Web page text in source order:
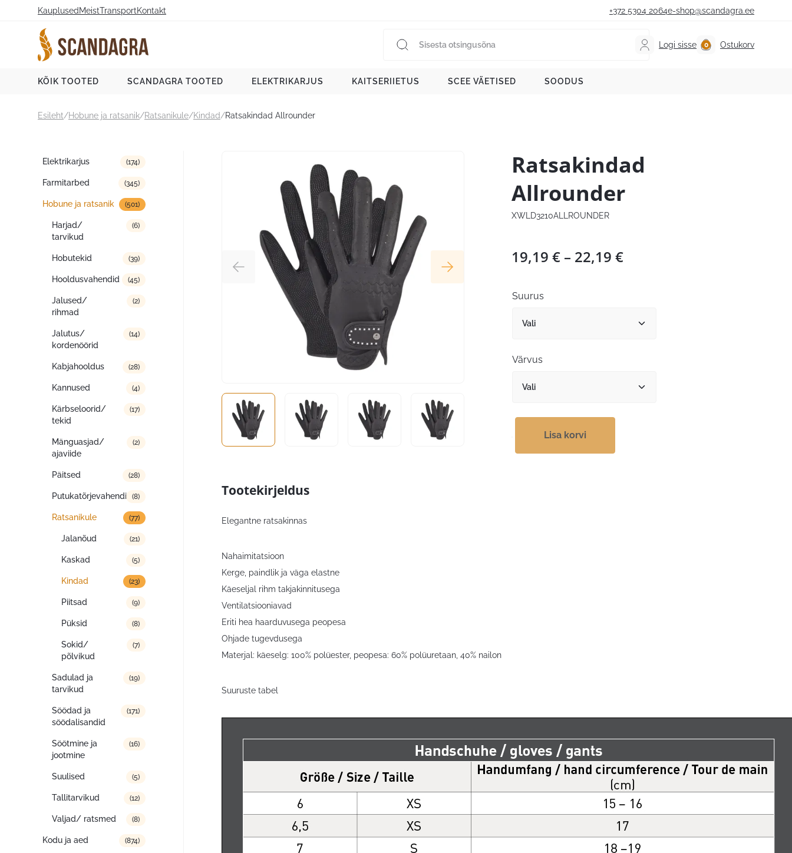
Kauplused MeistTransportKontakt +372 5304 2064e-shop@scandagra.ee
Logi sisse Ostukorv
KÕIK TOOTED SCANDAGRA TOOTED ELEKTRIKARJUS KAITSERIIETUS SCEE VÄETISED SOODUS
Esileht/Hobune ja ratsanik/Ratsanikule/Kindad/Ratsakindad Allrounder
Tootekategooriad
Elektrikarjus (174)
Farmitarbed (345)
Hobune ja ratsanik (501)
Harjad/
tarvikud
(6)
Hobutekid (39)
Hooldusvahendid (45)
Jalused/
rihmad
(2)
Jalutus/
kordenöörid
(14)
Kabjahooldus (28)
Kannused (4)
Kärbseloorid/
tekid
(17)
Mänguasjad/
ajaviide
(2)
Päitsed (28)
Putukatõrjevahendid (8)
Ratsanikule (77)
Jalanõud (21)
Kaskad (5)
Kindad (23)
Piitsad (9)
Püksid (8)
Sokid/
põlvikud
(7)
Sadulad ja
tarvikud
(19)
Söödad ja
söödalisandid
(171)
Söötmine ja
jootmine
(16)
Suulised (5)
Tallitarvikud (12)
Valjad/ ratsmed (8)
Kodu ja aed (874)
Ratsakindad
Allrounder
XWLD3210ALLROUNDER
19,19 € – 22,19 €Hinnavahemik:
Suurus
Värvus
Lisa korvi
Tootekirjeldus
Elegantne ratsakinnas
Nahaimitatsioon
Kerge, paindlik ja väga elastne
Käeseljal rihm takjakinnitusega
Ventilatsiooniavad
Eriti hea haarduvusega peopesa
Ohjade tugevdusega
Materjal: käeselg: 100% polüester, peopesa: 60% polüuretaan, 40% nailon
Suuruste tabel